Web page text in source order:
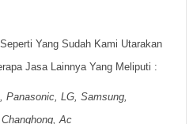
Yang Sudah Kami Utarakan
Jasa Lainnya Yang Meliputi :
Panasonic, LG, Samsung,
Ac